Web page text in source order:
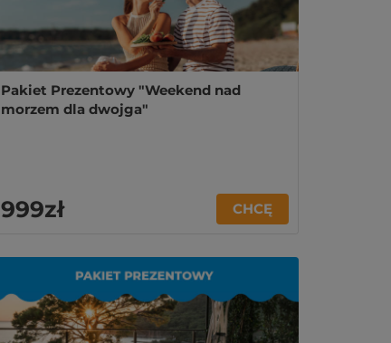
Pakiet Prezentowy "Weekend nad
morzem dla dwojga"
999zł CHCĘ